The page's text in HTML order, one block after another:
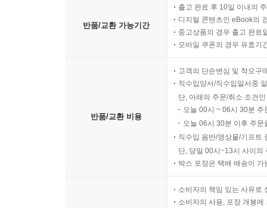
반품/교환 가능기간
출고 완료 후 10일 이내의
디지털 콘텐츠인 eBook의
중고상품의 경우 출고 완료
모바일 쿠폰의 경우 유효기
반품/교환 비용
고객의 단순변심 및 착오구
직수입양서/직수입일서중
단, 아래의 주문/취소 조건
오늘 00시 ~ 06시 30분
오늘 06시 30분 이후 주
직수입 음반/영상물/기프트
단, 당일 00시~13시 사이의
박스 포장은 택배 배송이
소비자의 책임 있는 사유로
소비자의 사용, 포장 개봉